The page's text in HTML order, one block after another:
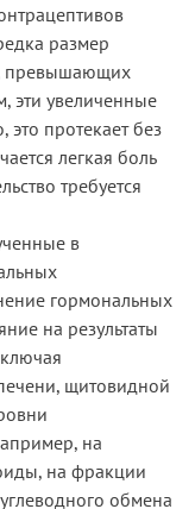
размер
превышающих
эти увеличенные
это протекает без
легкая боль
требуется
в
гормональных
на результаты
щитовидной
на
на фракции
обмена